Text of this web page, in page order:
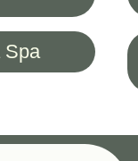
Spa